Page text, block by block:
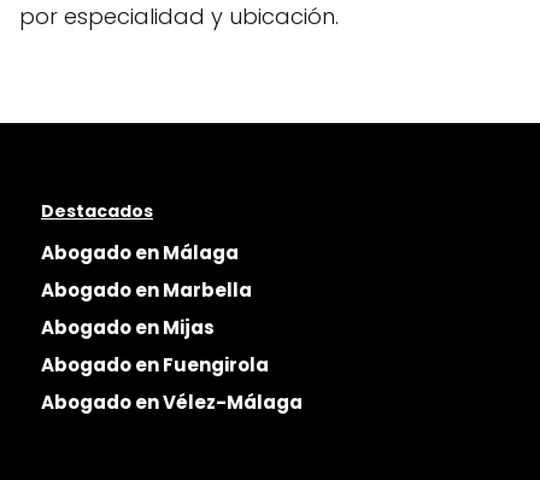
por especialidad y ubicación.
Destacados
Abogado en Málaga
Abogado en Marbella
Abogado en Mijas
Abogado en Fuengirola
Abogado en Vélez-Málaga